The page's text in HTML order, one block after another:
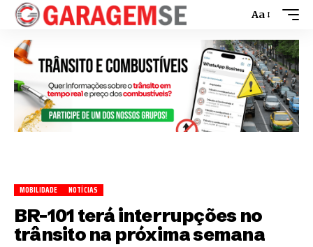
Aa
MOBILIDADE NOTÍCIAS
BR-101 terá interrupções no
trânsito na próxima semana